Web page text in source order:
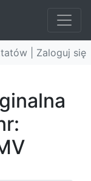
| Zaloguj się